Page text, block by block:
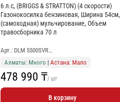
6 л.с, (BRIGGS & STRATTON) (4 скорости)
Газонокосилка бензиновая, Ширина 54см,
(самоходная) мульчирование, Объем
травосборника 70 л
Арт.: DLM 5500SVR…
Алматы: Много | Астана: Мало
478 990 ₸/ шт
В корзину